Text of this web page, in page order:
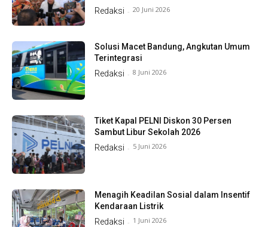
Redaksi - 20 Juni 2026
Solusi Macet Bandung, Angkutan Umum
Terintegrasi
Redaksi - 8 Juni 2026
Tiket Kapal PELNI Diskon 30 Persen
Sambut Libur Sekolah 2026
Redaksi - 5 Juni 2026
Menagih Keadilan Sosial dalam Insentif
Kendaraan Listrik
Redaksi - 1 Juni 2026